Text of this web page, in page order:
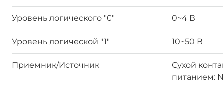
Уровень логического "0" 0~4 В
Уровень логической "1" 10~50 В
Приемник/Источник
Сухой
питанием: